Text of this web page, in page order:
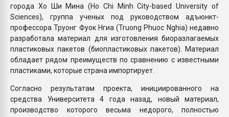
города Хо Ши Мина (Ho Chi Minh City-based University of
Sciences), группа ученых под руководством адъюнкт-
профессора Труонг Фуок Нгиа (Truong Phuoc Nghia) недавно
разработала материал для изготовления биоразлагаемых
пластиковых пакетов (биопластиковых пакетов). Материал
обладает рядом преимуществ по сравнению с известными
пластиками, которые страна импортирует.
Согласно результатам проекта, инициированного на
средства Университета 4 года назад, новый материал,
производство которого весьма недорого, полностью